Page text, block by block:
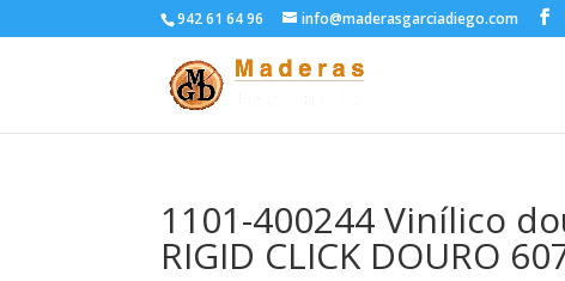
942 61 64 96 info@maderasgarciadiego.com
1101-400244 Vinílico
RIGID CLICK DOURO